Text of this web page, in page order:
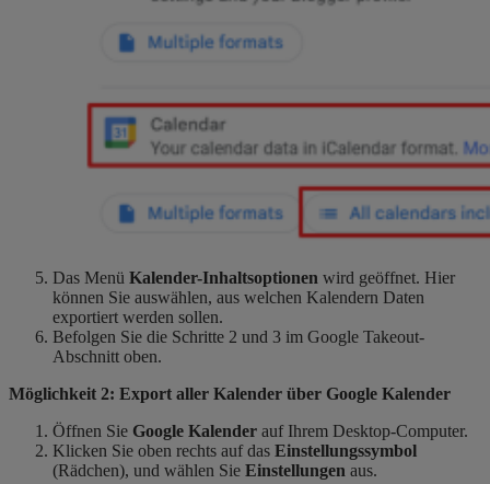
Das Menü Kalender-Inhaltsoptionen wird geöffnet. Hier
können Sie auswählen, aus welchen Kalendern Daten
exportiert werden sollen.
Befolgen Sie die Schritte 2 und 3 im Google Takeout-
Abschnitt oben.
Möglichkeit 2: Export aller Kalender über Google Kalender
Öffnen Sie Google Kalender auf Ihrem Desktop-Computer.
Klicken Sie oben rechts auf das Einstellungssymbol
(Rädchen), und wählen Sie Einstellungen aus.